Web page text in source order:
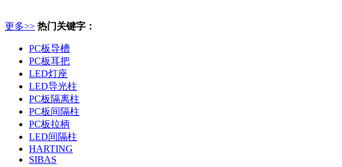
更多>> 热门关键字：
PC板导槽
PC板耳把
LED灯座
LED导光柱
PC板隔离柱
PC板间隔柱
PC板拉柄
LED间隔柱
HARTING
SIBAS